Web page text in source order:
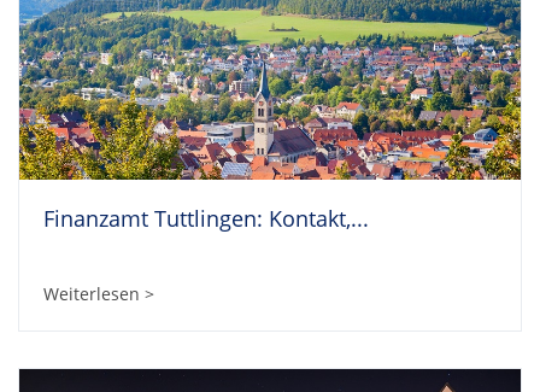
Finanzamt Tuttlingen: Kontakt,...
Weiterlesen >